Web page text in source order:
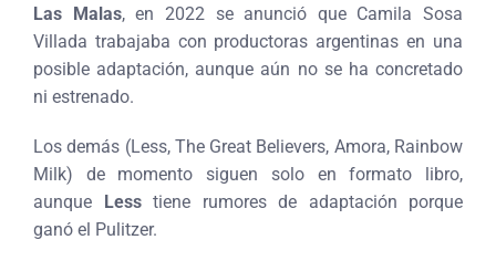
Las Malas, en 2022 se anunció que Camila Sosa
Villada trabajaba con productoras argentinas en una
posible adaptación, aunque aún no se ha concretado
ni estrenado.
Los demás (Less, The Great Believers, Amora, Rainbow
Milk) de momento siguen solo en formato libro,
aunque Lesstiene rumores de adaptación porque
ganó el Pulitzer.